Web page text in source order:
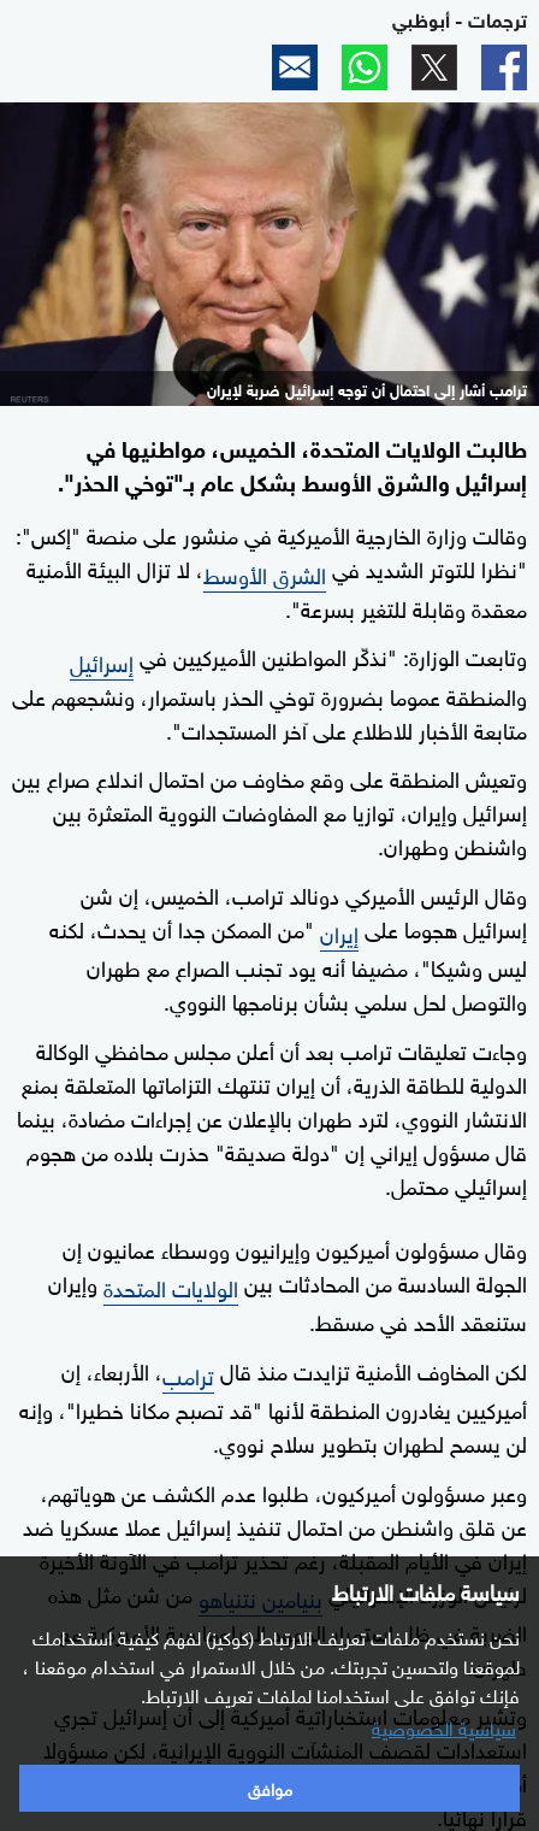
سياسة ملفات الارتباط
نحن نستخدم ملفات تعريف الارتباط (كوكيز) لفهم كيفية استخدامك
لموقعنا ولتحسين تجربتك. من خلال الاستمرار في استخدام موقعنا ،
فإنك توافق على استخدامنا لملفات تعريف الارتباط.
سياسية الخصوصية
موافق
ترجمات - أبوظبي
ترامب أشار إلى احتمال أن توجه إسرائيل ضربة لإيران
طالبت الولايات المتحدة، الخميس، مواطنيها في
إسرائيل والشرق الأوسط بشكل عام بـ"توخي الحذر".
وقالت وزارة الخارجية الأميركية في منشور على منصة "إكس":
"نظرا للتوتر الشديد فيالشرق الأوسط، لا تزال البيئة الأمنية
معقدة وقابلة للتغير بسرعة".
وتابعت الوزارة: "نذكّر المواطنين الأميركيين فيإسرائيل
والمنطقة عموما بضرورة توخي الحذر باستمرار، ونشجعهم على
متابعة الأخبار للاطلاع على آخر المستجدات".
وتعيش المنطقة على وقع مخاوف من احتمال اندلاع صراع بين
إسرائيل وإيران، توازيا مع المفاوضات النووية المتعثرة بين
واشنطن وطهران.
وقال الرئيس الأميركي دونالد ترامب، الخميس، إن شن
إسرائيل هجوما علىإيران "من الممكن جدا أن يحدث، لكنه
ليس وشيكا"، مضيفا أنه يود تجنب الصراع مع طهران
والتوصل لحل سلمي بشأن برنامجها النووي.
وجاءت تعليقات ترامب بعد أن أعلن مجلس محافظي الوكالة
الدولية للطاقة الذرية، أن إيران تنتهك التزاماتها المتعلقة بمنع
الانتشار النووي، لترد طهران بالإعلان عن إجراءات مضادة، بينما
قال مسؤول إيراني إن "دولة صديقة" حذرت بلاده من هجوم
إسرائيلي محتمل.
وقال مسؤولون أميركيون وإيرانيون ووسطاء عمانيون إن
الجولة السادسة من المحادثات بينالولايات المتحدةوإيران
ستنعقد الأحد في مسقط.
لكن المخاوف الأمنية تزايدت منذ قالترامب، الأربعاء، إن
أميركيين يغادرون المنطقة لأنها "قد تصبح مكانا خطيرا"، وإنه
لن يسمح لطهران بتطوير سلاح نووي.
وعبر مسؤولون أميركيون، طلبوا عدم الكشف عن هوياتهم،
عن قلق واشنطن من احتمال تنفيذ إسرائيل عملا عسكريا ضد
إيران في الأيام المقبلة، رغم تحذير ترامب في الآونة الأخيرة
لرئيس الوزراء الإسرائيلي بنيامين نتنياهو من شن مثل هذه
الضربة في ظل استمرار الجهود الدبلوماسية الأميركية مع
طهران.
وتشير معلومات استخباراتية أميركية إلى أن إسرائيل تجري
استعدادات لقصف المنشآت النووية الإيرانية، لكن مسؤولا
أميركيا قال إنه لا توجد أي مؤشرات على أن إسرائيل اتخذت
قرارا نهائيا.